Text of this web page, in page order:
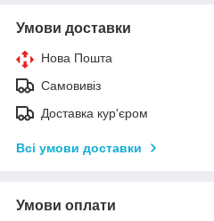
Умови доставки
Нова Пошта
Самовивіз
Доставка кур'єром
Всі умови доставки
Умови оплати